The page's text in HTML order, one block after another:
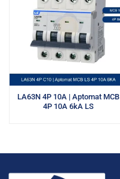
LA63N 4P 10A | Aptomat MCB
4P 10A 6kA LS